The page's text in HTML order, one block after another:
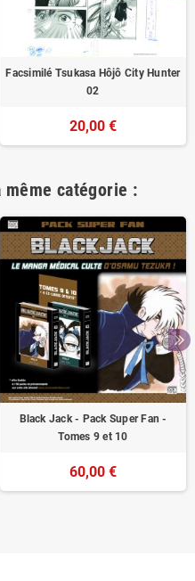
Facsimilé Tsukasa Hôjô City Hunter
02
20,00 €
catégorie :
Black Jack - Pack Super Fan -
Tomes 9 et 10
60,00 €